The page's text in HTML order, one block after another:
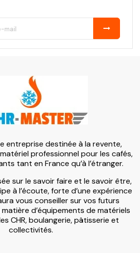
entreprise destinée à la revente,
professionnel pour les cafés,
tant en France qu’à l’étranger.
sur le savoir faire et le savoir être,
à l’écoute, forte d’une expérience
vous conseiller sur vos futurs
d’équipements de matériels
CHR, boulangerie, pâtisserie et
collectivités.